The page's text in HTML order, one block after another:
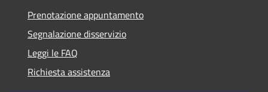
Prenotazione appuntamento
Segnalazione disservizio
Leggi le FAQ
Richiesta assistenza